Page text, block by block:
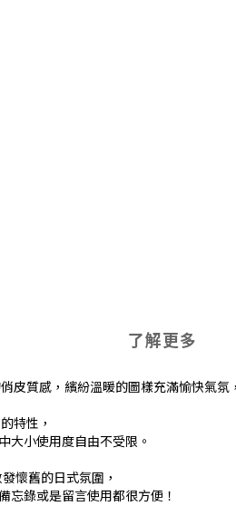
了解更多
皮質感，繽紛溫暖的圖樣充滿愉快氣氛
特性，
大小使用度自由不受限。
懷舊的日式氛圍，
忘錄或是留言使用都很方便！